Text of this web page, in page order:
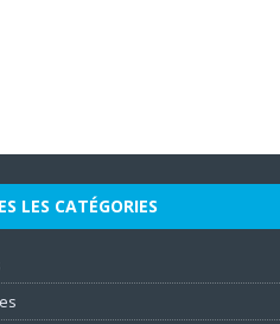
LES CATÉGORIES